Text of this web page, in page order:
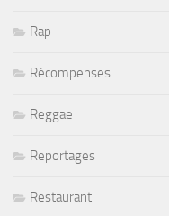
Rap
Récompenses
Reggae
Reportages
Restaurant